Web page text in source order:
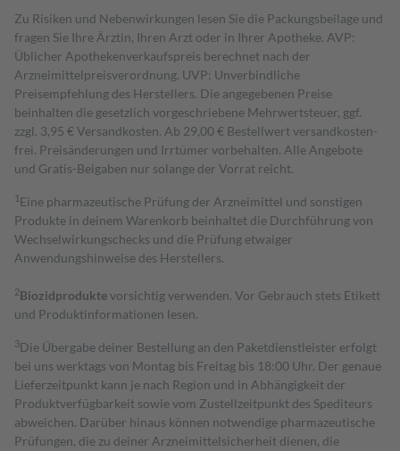
Zu Risiken und Nebenwirkungen lesen Sie die Packungsbeilage und
fragen Sie Ihre Ärztin, Ihren Arzt oder in Ihrer Apotheke. AVP:
Üblicher Apothekenverkaufspreis berechnet nach der
Arzneimittelpreisverordnung. UVP: Unverbindliche
Preisempfehlung des Herstellers. Die angegebenen Preise
beinhalten die gesetzlich vorgeschriebene Mehrwertsteuer, ggf.
zzgl. 3,95 € Versandkosten. Ab 29,00 € Bestell­wert versand­kosten­
frei. Preisänderungen und Irrtümer vorbehalten. Alle Angebote
und Gratis-Beigaben nur solange der Vorrat reicht.
1 Eine pharmazeutische Prüfung der Arzneimittel und sonstigen
Produkte in deinem Warenkorb beinhaltet die Durchführung von
Wechselwirkungschecks und die Prüfung etwaiger
Anwendungshinweise des Herstellers.
2Biozidproduktevorsichtig verwenden. Vor Gebrauch stets Etikett
und Produktinformationen lesen.
3Die Übergabe deiner Bestellung an den Paketdienstleister erfolgt
bei uns werktags von Montag bis Freitag bis 18:00 Uhr. Der genaue
Lieferzeitpunkt kann je nach Region und in Abhängigkeit der
Produktverfügbarkeit sowie vom Zustellzeitpunkt des Spediteurs
abweichen. Darüber hinaus können notwendige pharmazeutische
Prüfungen, die zu deiner Arzneimittelsicherheit dienen, die